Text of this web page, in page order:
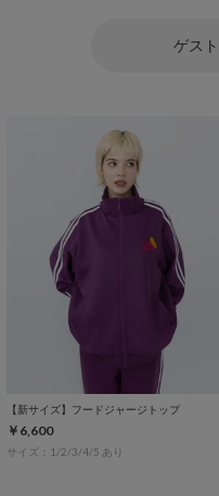
ゲス
【新サイズ】フードジャージトップ
￥6,600
サイズ：1/2/3/4/5 あり